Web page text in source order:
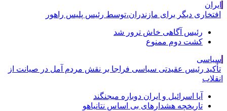
ایران
افتخاری دیگر برای مازندران،توسط رئیس پلیس راهور
رئیس آگاهی خاش ترور شد
کشت دوم ممنوع
سیاسی
تأکید رئیس عقیدتی سیاسی فراجا بر نقش مردم آمل در صیانت از
انقلاب
آیا اسرائیل و ایران دوباره میجنگند
تاریخچه هشدارهای بی اساس نتانیاهو